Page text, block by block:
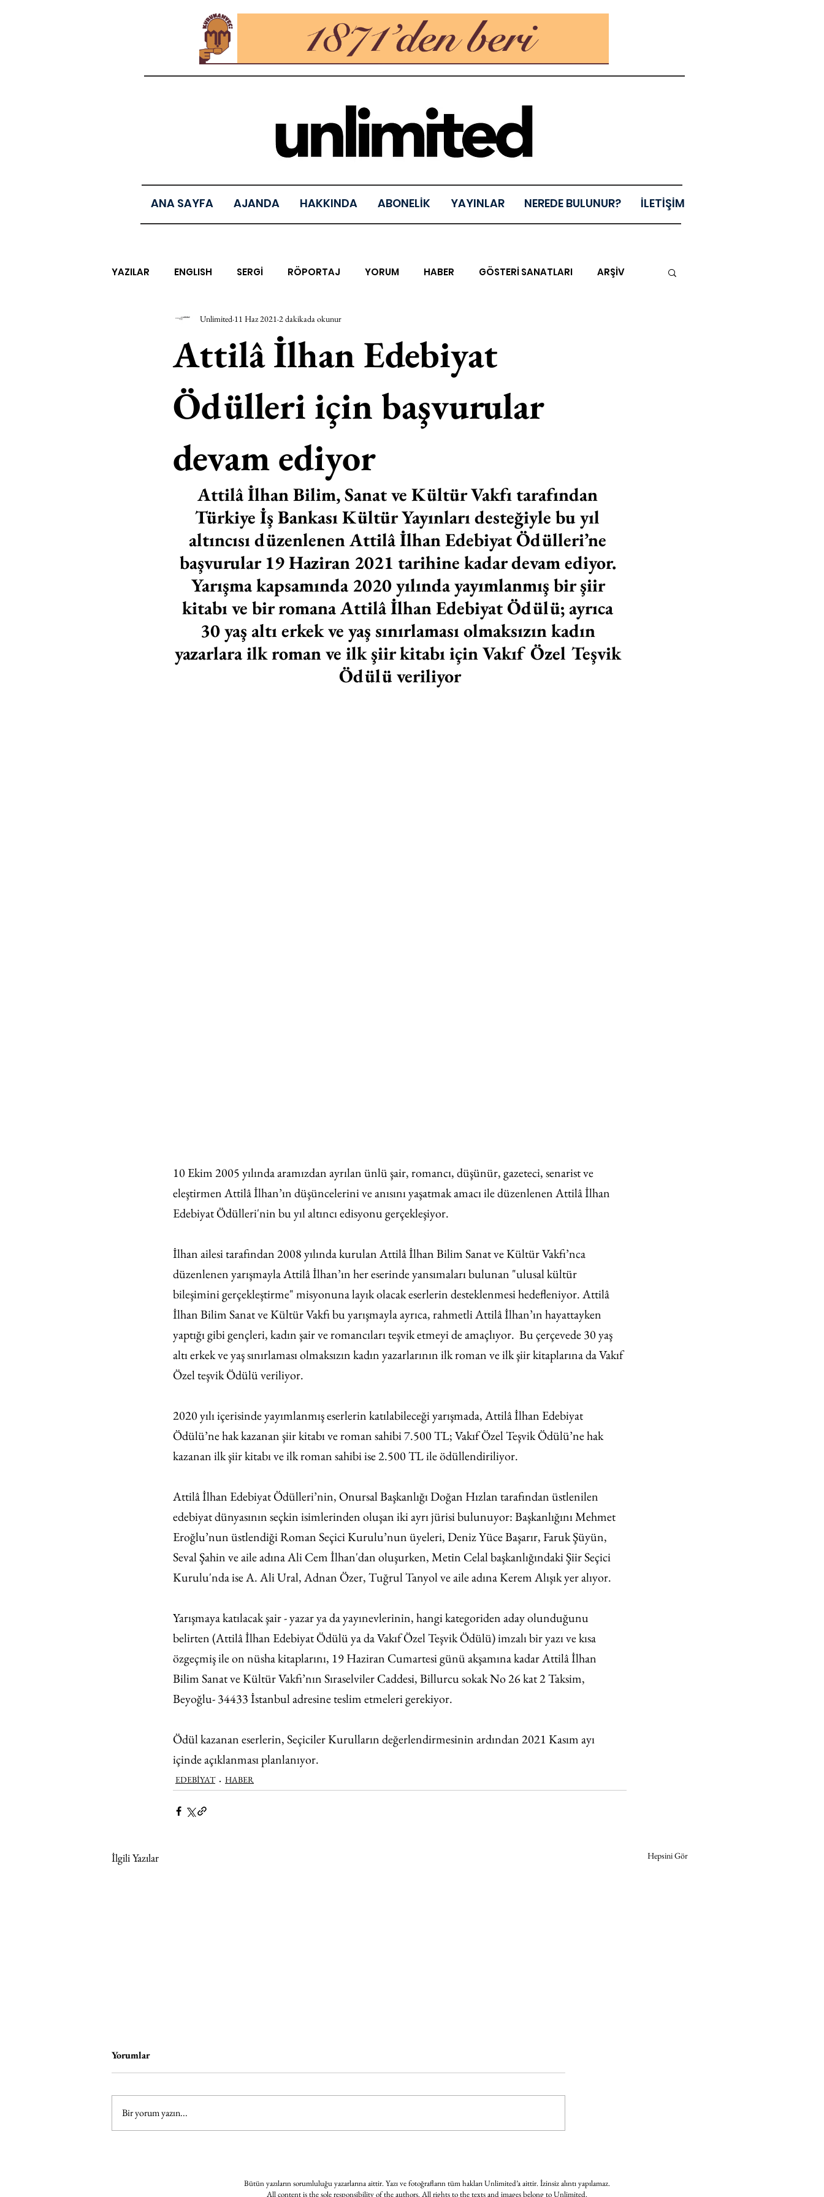
ANA SAYFA AJANDA HAKKINDA ABONELİK YAYINLAR NEREDE BULUNUR? İLETİŞİM
YAZILAR ENGLISH SERGİ RÖPORTAJ YORUM HABER GÖSTERİ SANATLARI ARŞİV
EDEBİYAT SİNEMA ARAŞTIRMA
MÜZİK EGZERSİZLER YEL TOZ PORTRELER ON SORULUK SOHBETLER
AK-SAYANLAR #GEÇMİŞTEBUGÜN XXY ODAK: RESİM KIVRIM PARIS UNLIMITED
AKS-ENDAZ TUHAF AÇI SINIRSIZ ZİYARETLER
Attilâ İlhan Edebiyat
Ödülleri için başvurular
devam ediyor
Unlimited 11 Haz 2021 2 dakikada okunur
Attilâ İlhan Bilim, Sanat ve Kültür Vakfı tarafından
Türkiye İş Bankası Kültür Yayınları desteğiyle bu yıl
altıncısı düzenlenen Attilâ İlhan Edebiyat Ödülleri’ne
başvurular 19 Haziran 2021 tarihine kadar devam ediyor.
Yarışma kapsamında 2020 yılında yayımlanmış bir şiir
kitabı ve bir romana Attilâ İlhan Edebiyat Ödülü; ayrıca
30 yaş altı erkek ve yaş sınırlaması olmaksızın kadın
yazarlara ilk roman ve ilk şiir kitabı için Vakıf Özel Teşvik
Ödülü veriliyor
10 Ekim 2005 yılında aramızdan ayrılan ünlü şair, romancı, düşünür, gazeteci, senarist ve
eleştirmen Attilâ İlhan’ın düşüncelerini ve anısını yaşatmak amacı ile düzenlenen Attilâ İlhan
Edebiyat Ödülleri'nin bu yıl altıncı edisyonu gerçekleşiyor.
İlhan ailesi tarafından 2008 yılında kurulan Attilâ İlhan Bilim Sanat ve Kültür Vakfı’nca
düzenlenen yarışmayla Attilâ İlhan’ın her eserinde yansımaları bulunan "ulusal kültür
bileşimini gerçekleştirme" misyonuna layık olacak eserlerin desteklenmesi hedefleniyor. Attilâ
İlhan Bilim Sanat ve Kültür Vakfı bu yarışmayla ayrıca, rahmetli Attilâ İlhan’ın hayattayken
yaptığı gibi gençleri, kadın şair ve romancıları teşvik etmeyi de amaçlıyor.  Bu çerçevede 30 yaş
altı erkek ve yaş sınırlaması olmaksızın kadın yazarlarının ilk roman ve ilk şiir kitaplarına da Vakıf
Özel teşvik Ödülü veriliyor.
2020 yılı içerisinde yayımlanmış eserlerin katılabileceği yarışmada, Attilâ İlhan Edebiyat
Ödülü’ne hak kazanan şiir kitabı ve roman sahibi 7.500 TL; Vakıf Özel Teşvik Ödülü’ne hak
kazanan ilk şiir kitabı ve ilk roman sahibi ise 2.500 TL ile ödüllendiriliyor.
Attilâ İlhan Edebiyat Ödülleri’nin, Onursal Başkanlığı Doğan Hızlan tarafından üstlenilen
edebiyat dünyasının seçkin isimlerinden oluşan iki ayrı jürisi bulunuyor: Başkanlığını Mehmet
Eroğlu’nun üstlendiği Roman Seçici Kurulu’nun üyeleri, Deniz Yüce Başarır, Faruk Şüyün,
Seval Şahin ve aile adına Ali Cem İlhan'dan oluşurken, Metin Celal başkanlığındaki Şiir Seçici
Kurulu'nda ise A. Ali Ural, Adnan Özer, Tuğrul Tanyol ve aile adına Kerem Alışık yer alıyor.
Yarışmaya katılacak şair - yazar ya da yayınevlerinin, hangi kategoriden aday olunduğunu
belirten (Attilâ İlhan Edebiyat Ödülü ya da Vakıf Özel Teşvik Ödülü) imzalı bir yazı ve kısa
özgeçmiş ile on nüsha kitaplarını, 19 Haziran Cumartesi günü akşamına kadar Attilâ İlhan
Bilim Sanat ve Kültür Vakfı’nın Sıraselviler Caddesi, Billurcu sokak No 26 kat 2 Taksim,
Beyoğlu- 34433 İstanbul adresine teslim etmeleri gerekiyor.
Ödül kazanan eserlerin, Seçiciler Kurulların değerlendirmesinin ardından 2021 Kasım ayı
içinde açıklanması planlanıyor.
EDEBİYAT HABER
İlgili Yazılar Hepsini Gör
Yorumlar
Bir yorum yazın...
Bütün yazıların sorumluluğu yazarlarına aittir. Yazı ve fotoğrafların tüm hakları Unlimited’a aittir. İzinsiz alıntı yapılamaz.
All content is the sole responsibility of the authors. All rights to the texts and images belong to Unlimited.